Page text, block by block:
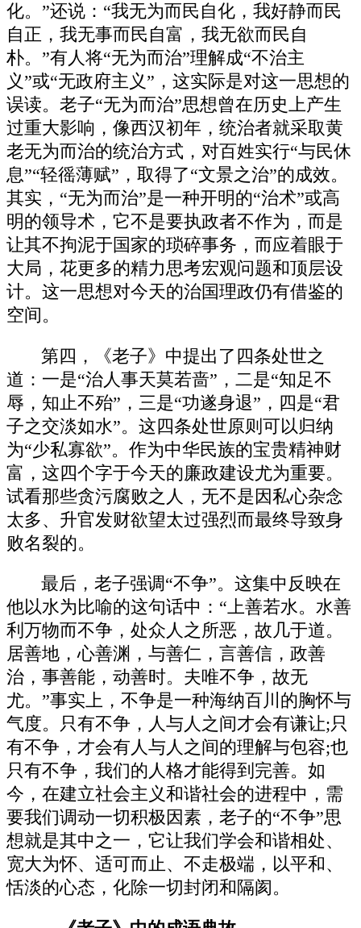
化。”还说：“我无为而民自化，我好静而民
自正，我无事而民自富，我无欲而民自
朴。”有人将“无为而治”理解成“不治主
义”或“无政府主义”，这实际是对这一思想的
误读。老子“无为而治”思想曾在历史上产生
过重大影响，像西汉初年，统治者就采取黄
老无为而治的统治方式，对百姓实行“与民休
息”“轻徭薄赋”，取得了“文景之治”的成效。
其实，“无为而治”是一种开明的“治术”或高
明的领导术，它不是要执政者不作为，而是
让其不拘泥于国家的琐碎事务，而应着眼于
大局，花更多的精力思考宏观问题和顶层设
计。这一思想对今天的治国理政仍有借鉴的
空间。
第四，《老子》中提出了四条处世之
道：一是“治人事天莫若啬”，二是“知足不
辱，知止不殆”，三是“功遂身退”，四是“君
子之交淡如水”。这四条处世原则可以归纳
为“少私寡欲”。作为中华民族的宝贵精神财
富，这四个字于今天的廉政建设尤为重要。
试看那些贪污腐败之人，无不是因私心杂念
太多、升官发财欲望太过强烈而最终导致身
败名裂的。
最后，老子强调“不争”。这集中反映在
他以水为比喻的这句话中：“上善若水。水善
利万物而不争，处众人之所恶，故几于道。
居善地，心善渊，与善仁，言善信，政善
治，事善能，动善时。夫唯不争，故无
尤。”事实上，不争是一种海纳百川的胸怀与
气度。只有不争，人与人之间才会有谦让;只
有不争，才会有人与人之间的理解与包容;也
只有不争，我们的人格才能得到完善。如
今，在建立社会主义和谐社会的进程中，需
要我们调动一切积极因素，老子的“不争”思
想就是其中之一，它让我们学会和谐相处、
宽大为怀、适可而止、不走极端，以平和、
恬淡的心态，化除一切封闭和隔阂。